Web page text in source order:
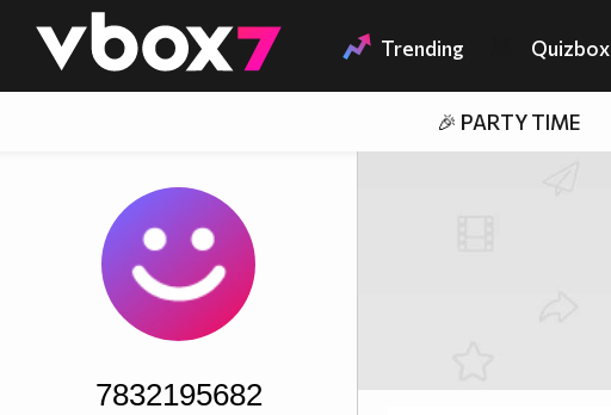
👾 Trending Quizbox
🎉 PARTY TIME
7832195682